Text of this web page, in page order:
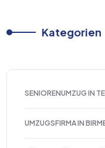
Kategorien
SENIORENUMZUG IN
UMZUGSFIRMA IN